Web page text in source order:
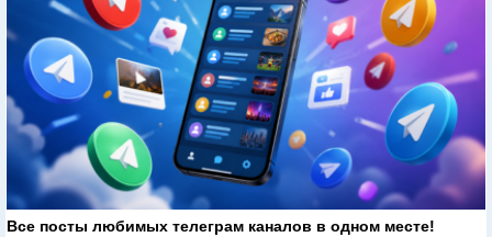
Все посты любимых телеграм каналов в одном месте!